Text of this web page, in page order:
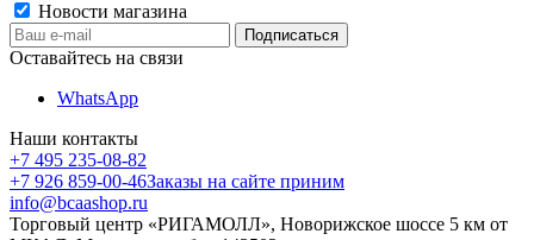
Новости магазина
Оставайтесь на связи
WhatsApp
Наши контакты
+7 495 235-08-82
+7 926 859-00-46Заказы на сайте приним
info@bcaashop.ru
Торговый центр «РИГАМОЛЛ», Новорижское шоссе 5 км от